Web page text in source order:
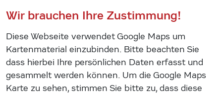
Wir brauchen Ihre Zustimmung!
Diese Webseite verwendet Google Maps um
Kartenmaterial einzubinden. Bitte beachten Sie
dass hierbei Ihre persönlichen Daten erfasst und
gesammelt werden können. Um die Google Maps
Karte zu sehen, stimmen Sie bitte zu, dass diese